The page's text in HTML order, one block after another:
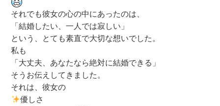
それでも彼女の心の中にあったのは、
「結婚したい、一人では寂しい」
という、とても素直で大切な想いでした。
私も
「大丈夫、あなたなら絶対に結婚できる」
そうお伝えしてきました。
それは、彼女の
優しさ